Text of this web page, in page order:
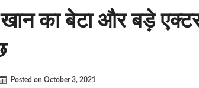
का बेटा और बड़े
Posted on October 3, 2021